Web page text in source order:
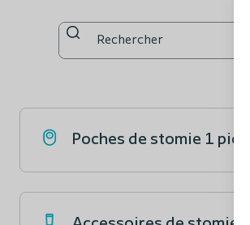
Poches de stomie 1 pièce